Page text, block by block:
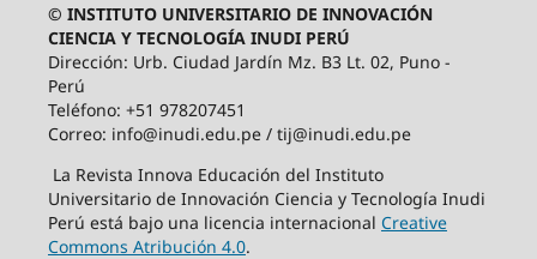
© INSTITUTO UNIVERSITARIO DE INNOVACIÓN
CIENCIA Y TECNOLOGÍA INUDI PERÚ
Dirección: Urb. Ciudad Jardín Mz. B3 Lt. 02, Puno -
Perú
Teléfono: +51 978207451
Correo: info@inudi.edu.pe / tij@inudi.edu.pe
La Revista Innova Educación del Instituto
Universitario de Innovación Ciencia y Tecnología Inudi
Perú está bajo una licencia internacional Creative
Commons Atribución 4.0.